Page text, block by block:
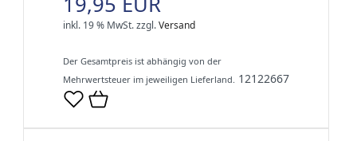
inkl. 19 % MwSt.zzgl.Versand
Der Gesamtpreis ist abhängig von der
Mehrwertsteuer im jeweiligen Lieferland. 12122667